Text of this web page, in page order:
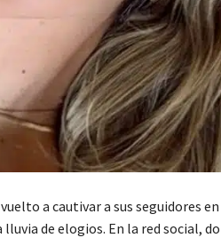
a cautivar a sus seguidores
de elogios. En la red social,